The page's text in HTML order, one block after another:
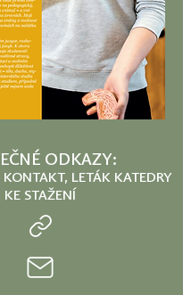
ODKAZY:
KONTAKT, LETÁK KATEDRY
KE STAŽENÍ